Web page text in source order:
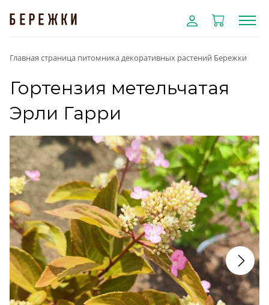
Главная страница питомника декоративных растений Бережки
Гортензия метельчатая
Эрли Гарри